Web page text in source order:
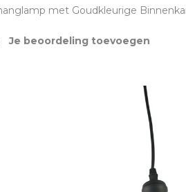
met Goudkleurige
Je beoordeling toevoegen